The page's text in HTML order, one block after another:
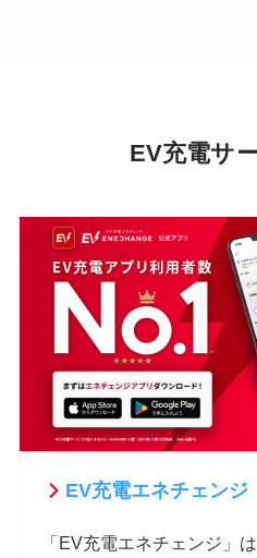
EV充電サ
EV充電エネチェンジ
「EV充電エネチェンジ」